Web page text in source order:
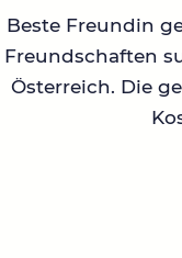
Beste Freundin
Freundschaften
Österreich. Die